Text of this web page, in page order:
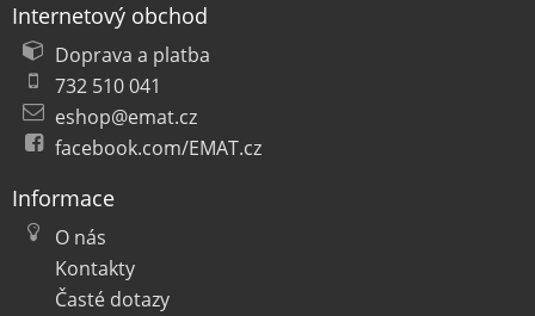
Internetový obchod
Doprava a platba
732 510 041
eshop@emat.cz
facebook.com/EMAT.cz
Informace
O nás
Kontakty
Časté dotazy